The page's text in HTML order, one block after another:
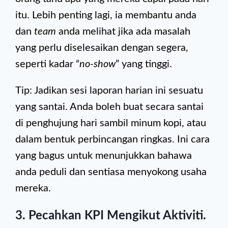
itu. Lebih penting lagi, ia membantu anda
dan team anda melihat jika ada masalah
yang perlu diselesaikan dengan segera,
seperti kadar “no-show” yang tinggi.
Tip: Jadikan sesi laporan harian ini sesuatu
yang santai. Anda boleh buat secara santai
di penghujung hari sambil minum kopi, atau
dalam bentuk perbincangan ringkas. Ini cara
yang bagus untuk menunjukkan bahawa
anda peduli dan sentiasa menyokong usaha
mereka.
3. Pecahkan KPI Mengikut Aktiviti.